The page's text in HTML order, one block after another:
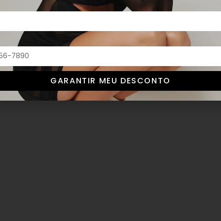
GARANTIR MEU DESCONTO